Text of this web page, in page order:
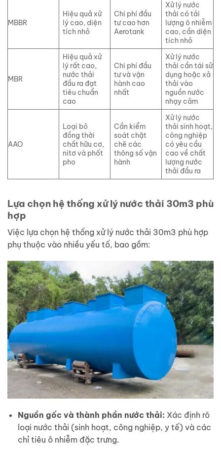
MBBR
Hiệu quả xử
lý cao, diện
tích nhỏ
Chi phí đầu
tư cao hơn
Aerotank
Xử lý nước
thải có tải
lượng ô nhiễm
cao, cần diện
tích nhỏ
MBR
Hiệu quả xử
lý rất cao,
nước thải
đầu ra đạt
tiêu chuẩn
cao
Chi phí đầu
tư và vận
hành cao
nhất
Xử lý nước
thải cần tái sử
dụng hoặc xả
thải vào
nguồn nước
nhạy cảm
AAO
Loại bỏ
đồng thời
chất hữu cơ,
nitơ và phốt
pho
Cần kiểm
soát chặt
chẽ các
thông số vận
hành
Xử lý nước
thải sinh hoạt,
công nghiệp
có yêu cầu
cao về chất
lượng nước
thải đầu ra
Lựa chọn hệ thống xử lý nước thải 30m3 phù
hợp
Việc lựa chọn hệ thống xử lý nước thải 30m3 phù hợp
phụ thuộc vào nhiều yếu tố, bao gồm:
Nguồn gốc và thành phần nước thải: Xác định rõ
loại nước thải (sinh hoạt, công nghiệp, y tế) và các
chỉ tiêu ô nhiễm đặc trưng.